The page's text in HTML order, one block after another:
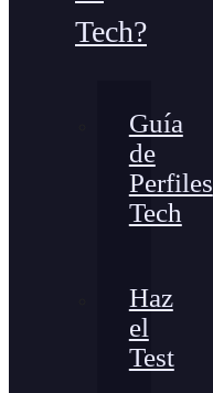
Tech?
Guía
de
Perfiles
Tech
Haz
el
Test